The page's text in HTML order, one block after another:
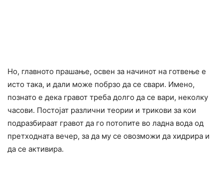
Но, главното прашање, освен за начинот на готвење е
исто така, и дали може побрзо да се свари. Имено,
познато е дека гравот треба долго да се вари, неколку
часови. Постојат различни теории и трикови за кои
подразбираат гравот да го потопите во ладна вода од
претходната вечер, за да му се овозможи да хидрира и
да се активира.